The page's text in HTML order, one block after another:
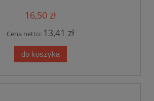
16,50 zł
Cena netto: 13,41 zł
do koszyka